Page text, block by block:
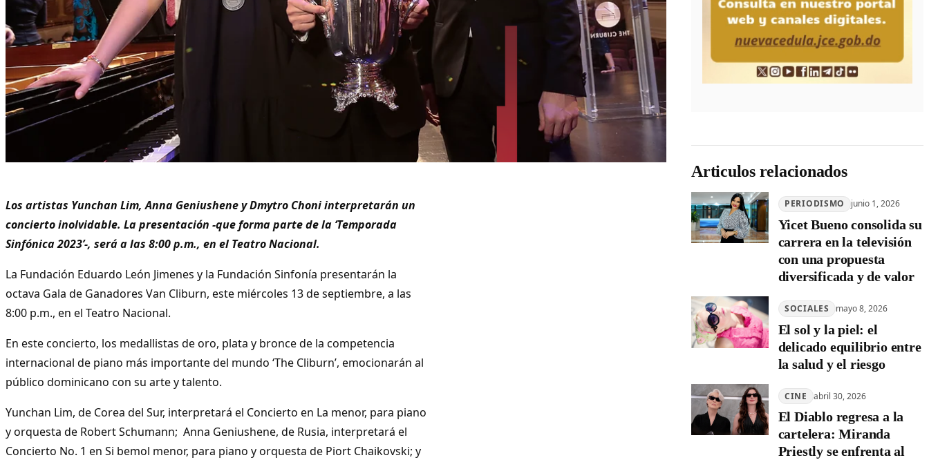
Los artistas Yunchan Lim, Anna Geniushene y Dmytro Choni interpretarán un
concierto inolvidable. La presentación -que forma parte de la ‘Temporada
Sinfónica 2023’-, será a las 8:00 p.m., en el Teatro Nacional.
La Fundación Eduardo León Jimenes y la Fundación Sinfonía presentarán la
octava Gala de Ganadores Van Cliburn, este miércoles 13 de septiembre, a las
8:00 p.m., en el Teatro Nacional.
En este concierto, los medallistas de oro, plata y bronce de la competencia
internacional de piano más importante del mundo ‘The Cliburn’, emocionarán al
público dominicano con su arte y talento.
Yunchan Lim, de Corea del Sur, interpretará el Concierto en La menor, para piano
y orquesta de Robert Schumann; Anna Geniushene, de Rusia, interpretará el
Concierto No. 1 en Si bemol menor, para piano y orquesta de Piort Chaikovski; y
Articulos relacionados
PERIODISMO junio 1, 2026
Yicet Bueno consolida su
carrera en la televisión
con una propuesta
diversificada y de valor
SOCIALES mayo 8, 2026
El sol y la piel: el
delicado equilibrio entre
la salud y el riesgo
CINE abril 30, 2026
El Diablo regresa a la
cartelera: Miranda
Priestly se enfrenta al